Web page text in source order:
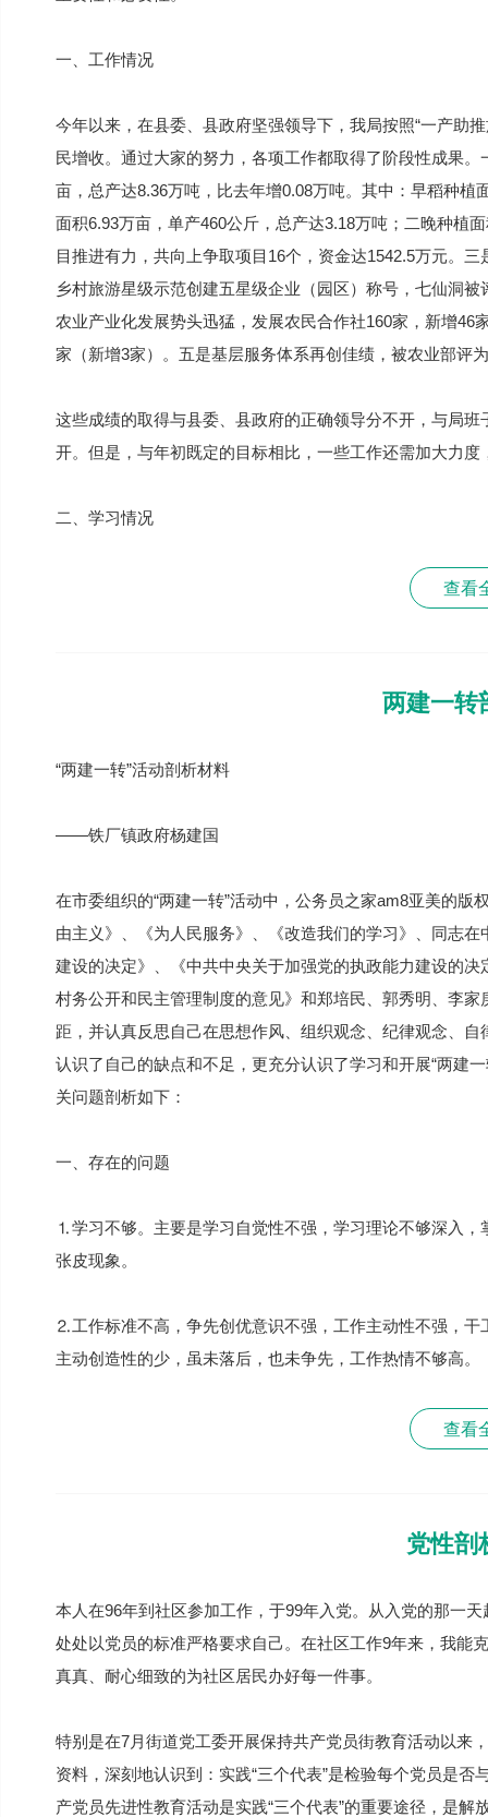
一、工作情况
今年以来，在县委、县政府坚强领导下，我局按照“一产助
民增收。通过大家的努力，各项工作都取得了阶段性成果
亩，总产达8.36万吨，比去年增0.08万吨。其中：早稻种
面积6.93万亩，单产460公斤，总产达3.18万吨；二晚种植
目推进有力，共向上争取项目16个，资金达1542.5万元。
乡村旅游星级示范创建五星级企业（园区）称号，七仙洞
农业产业化发展势头迅猛，发展农民合作社160家，新增46
家（新增3家）。五是基层服务体系再创佳绩，被农业部评
这些成绩的取得与县委、县政府的正确领导分不开，与局
开。但是，与年初既定的目标相比，一些工作还需加大力
二、学习情况
查看
两建一转
“两建一转”活动剖析材料
——铁厂镇政府杨建国
在市委组织的“两建一转”活动中，公务员之家am8亚美的
由主义》、《为人民服务》、《改造我们的学习》、同志
建设的决定》、《中共中央关于加强党的执政能力建设的
村务公开和民主管理制度的意见》和郑培民、郭秀明、李
距，并认真反思自己在思想作风、组织观念、纪律观念、
认识了自己的缺点和不足，更充分认识了学习和开展“两建
关问题剖析如下：
一、存在的问题
⒈学习不够。主要是学习自觉性不强，学习理论不够深入
张皮现象。
⒉工作标准不高，争先创优意识不强，工作主动性不强，
主动创造性的少，虽未落后，也未争先，工作热情不够高。
查看
党性剖
本人在96年到社区参加工作，于99年入党。从入党的那一
处处以党员的标准严格要求自己。在社区工作9年来，我能
真真、耐心细致的为社区居民办好每一件事。
特别是在7月街道党工委开展保持共产党员街教育活动以来
资料，深刻地认识到：实践“三个代表”是检验每个党员是
产党员先进性教育活动是实践“三个代表”的重要途径，是